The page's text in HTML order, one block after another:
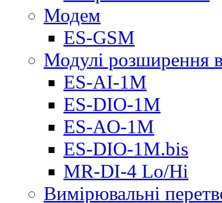
Модем
ES-GSM
Модулі розширення
ES-AI-1M
ES-DIO-1М
ES-AO-1М
ES-DIO-1M.bis
MR-DI-4 Lo/Hi
Вимірювальні